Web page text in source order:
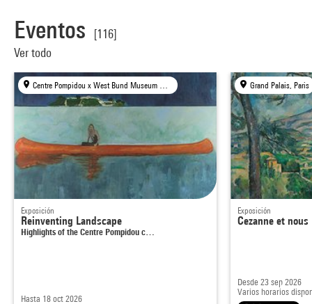
Eventos
[116]
Ver todo
Centre Pompidou x West Bund Museum Project, Shanghai
Exposición
Reinventing Landscape
Highlights of the Centre Pompidou c…
Hasta 18 oct 2026
Grand Palais, Paris
Exposición
Cezanne et nous
Desde 23 sep 2026
Varios horarios